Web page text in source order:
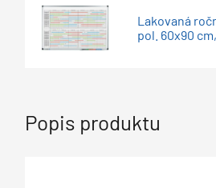
Lakovaná
pol. 60x90
Popis produktu